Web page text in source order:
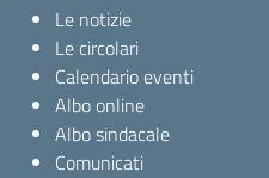
Le notizie
Le circolari
Calendario eventi
Albo online
Albo sindacale
Comunicati